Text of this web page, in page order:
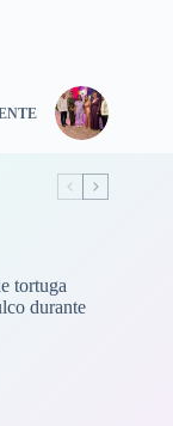
tortuga
durante